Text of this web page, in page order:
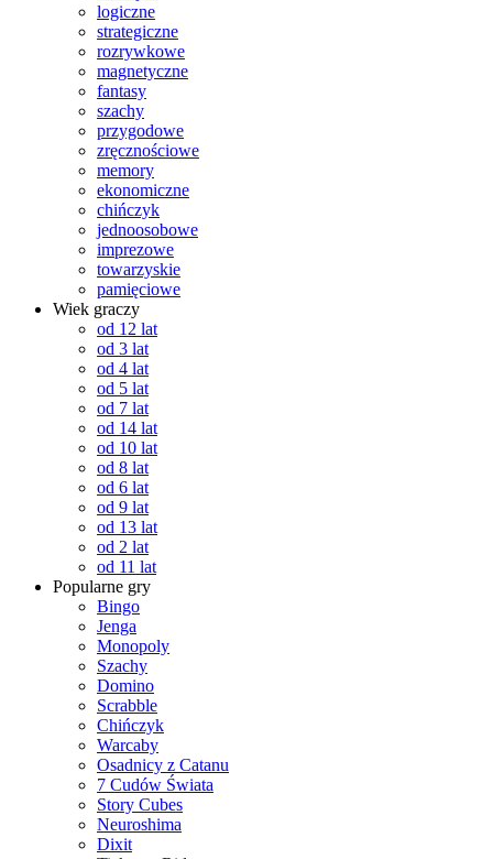
logiczne
strategiczne
rozrywkowe
magnetyczne
fantasy
szachy
przygodowe
zręcznościowe
memory
ekonomiczne
chińczyk
jednoosobowe
imprezowe
towarzyskie
pamięciowe
Wiek graczy
od 12 lat
od 3 lat
od 4 lat
od 5 lat
od 7 lat
od 14 lat
od 10 lat
od 8 lat
od 6 lat
od 9 lat
od 13 lat
od 2 lat
od 11 lat
Popularne gry
Bingo
Jenga
Monopoly
Szachy
Domino
Scrabble
Chińczyk
Warcaby
Osadnicy z Catanu
7 Cudów Świata
Story Cubes
Neuroshima
Dixit